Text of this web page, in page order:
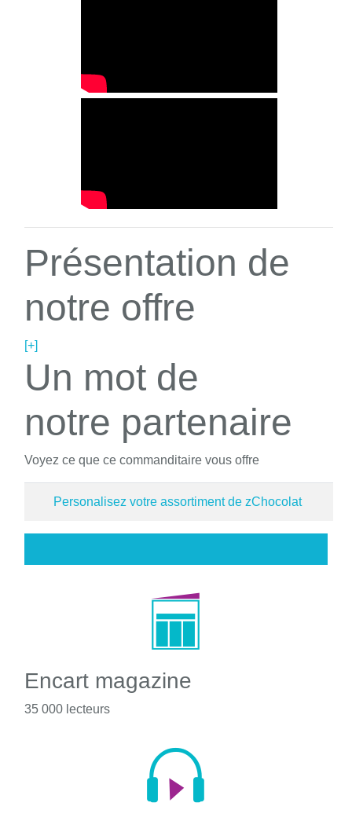
Présentation de
notre offre
[+]
Un mot de
notre partenaire
Voyez ce que ce commanditaire vous offre
Personalisez votre assortiment de zChocolat
Encart magazine
35 000 lecteurs